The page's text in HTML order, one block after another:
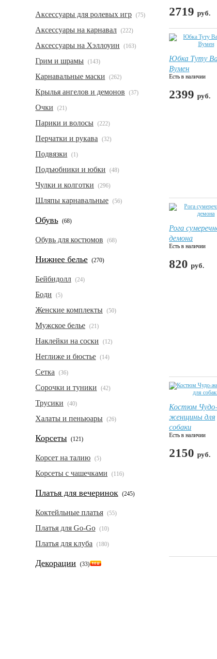
Аксессуары для ролевых игр (75)
Аксессуары на карнавал (222)
Аксессуары на Хэллоуин (163)
Грим и шрамы (143)
Карнавальные маски (262)
Крылья ангелов и демонов (37)
Очки (21)
Парики и волосы (222)
Перчатки и рукава (32)
Подвязки (1)
Подъюбники и юбки (48)
Чулки и колготки (296)
Шляпы карнавальные (56)
Обувь (68)
Обувь для костюмов (68)
Нижнее белье (270)
Бейбидолл (24)
Боди (5)
Женские комплекты (50)
Мужское белье (21)
Наклейки на соски (12)
Неглиже и бюстье (14)
Сетка (36)
Сорочки и туники (42)
Трусики (40)
Халаты и пеньюары (26)
Корсеты (121)
Корсет на талию (5)
Корсеты с чашечками (116)
Платья для вечеринок (245)
Коктейльные платья (55)
Платья для Go-Go (10)
Платья для клуба (180)
Декорации (33)
2719 руб.
Юбка Туту
Вумен
Есть в наличии
2399 руб.
Рога
демона
Есть в наличии
820 руб.
Костюм Чудо-
женщины для
собаки
Есть в наличии
2150 руб.